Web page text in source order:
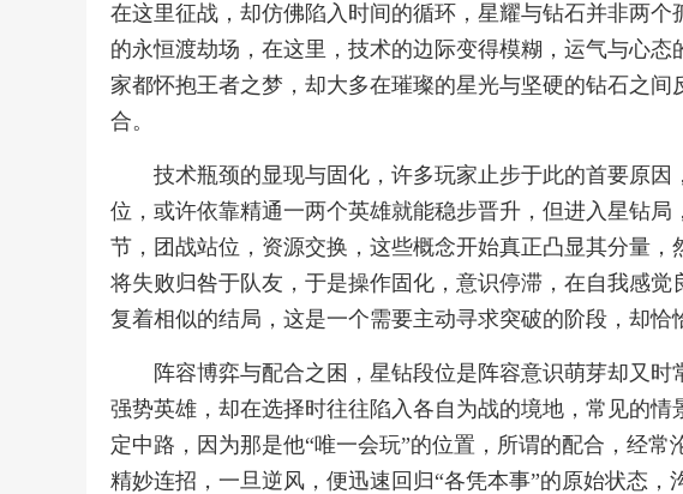
在这里征战，却仿佛陷入时间的循环，星耀与钻石并非两
的永恒渡劫场，在这里，技术的边际变得模糊，运气与心
家都怀抱王者之梦，却大多在璀璨的星光与坚硬的钻石之
合。
技术瓶颈的显现与固化，许多玩家止步于此的首要原
位，或许依靠精通一两个英雄就能稳步晋升，但进入星钻局
节，团战站位，资源交换，这些概念开始真正凸显其分量，
将失败归咎于队友，于是操作固化，意识停滞，在自我感
复着相似的结局，这是一个需要主动寻求突破的阶段，却恰
阵容博弈与配合之困，星钻段位是阵容意识萌芽却又
强势英雄，却在选择时往往陷入各自为战的境地，常见的
定中路，因为那是他“唯一会玩”的位置，所谓的配合，经
精妙连招，一旦逆风，便迅速回归“各凭本事”的原始状态